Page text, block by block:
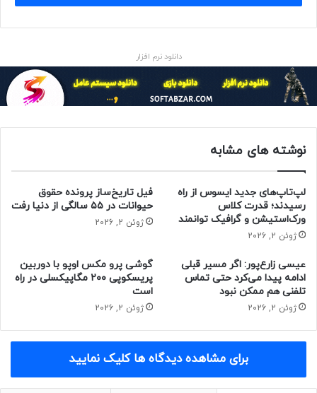
دانلود نرم افزار
نوشته های مشابه
لپ‌تاپ‌های جدید ایسوس از راه
رسیدند؛ قدرت کلاس
ورک‌استیشن و گرافیک توانمند
ژوئن 2, 2026
فیل تاریخ‌ساز پرونده حقوق
حیوانات در ۵۵ سالگی از دنیا رفت
ژوئن 2, 2026
عیسی زارع‌پور: اگر مسیر قبلی
ادامه پیدا می‌کرد حتی تماس
تلفنی هم ممکن نبود
ژوئن 2, 2026
گوشی پرو مکس اوپو با دوربین
پریسکوپی ۲۰۰ مگاپیکسلی در راه
است
ژوئن 2, 2026
برای مشاهده دیدگاه ها کلیک نمایید